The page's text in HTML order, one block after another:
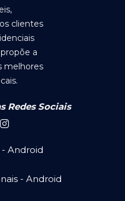
clientes
a
melhores
Redes Sociais
Android
- Android